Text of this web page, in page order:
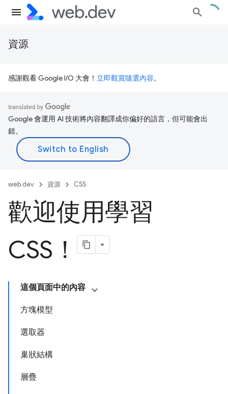
資源
感謝觀看 Google I/O 大會！ 立即觀賞隨選內容。
Google 會運用 AI 技術將內容翻譯成你偏好的語言，但可能會出
錯。
web.dev 資源 CSS
歡迎使用學習
CSS！
這個頁面中的內容
方塊模型
選取器
巢狀結構
層疊